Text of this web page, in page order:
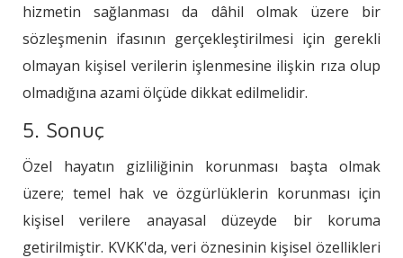
hizmetin sağlanması da dâhil olmak üzere bir
sözleşmenin ifasının gerçekleştirilmesi için gerekli
olmayan kişisel verilerin işlenmesine ilişkin rıza olup
olmadığına azami ölçüde dikkat edilmelidir.
5. Sonuç
Özel hayatın gizliliğinin korunması başta olmak
üzere; temel hak ve özgürlüklerin korunması için
kişisel verilere anayasal düzeyde bir koruma
getirilmiştir. KVKK'da, veri öznesinin kişisel özellikleri